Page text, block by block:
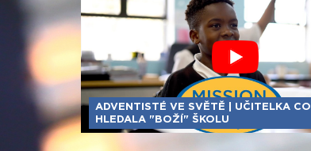
ADVENTISTÉ VE SVĚTĚ | UČITELKA CO
HLEDALA "BOŽÍ" ŠKOLU